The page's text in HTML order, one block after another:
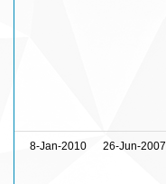
8-Jan-2010 26-Jun-2007